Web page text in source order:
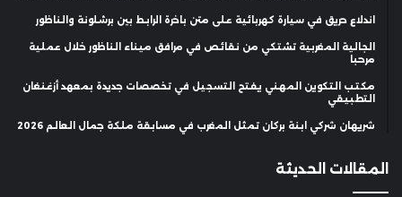
اندلاع حريق في سيارة كهربائية على متن باخرة الرابط بين برشلونة والناظور
الجالية المغربية تشتكي من نقائص في مرافق ميناء الناظور خلال عملية
مرحبا
مكتب التكوين المهني يفتح التسجيل في تخصصات جديدة بمعهد أزغنغان
التطبيقي
شريهان شركي ابنة بركان تمثل المغرب في مسابقة ملكة جمال العالم 2026
المقالات الحديثة